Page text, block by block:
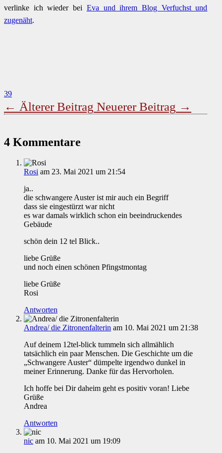
verlinke ich wieder bei Eva und ihrem Blog Verfuchst und
zugenäht.
39
← Älterer Beitrag Neuerer Beitrag →
4 Kommentare
Rosi am 23. Mai 2021 um 21:54
ja..
die schwangere Auster ist mir auch ein Begriff
dass sie eingestürzt war nicht
es war damals wirklich schon ein beeindruckendes
Gebäude
schön dein 12 tel Blick..
liebe Grüße
und noch einen schönen Pfingstmontag
liebe Grüße
Rosi
Antworten
Andrea/ die Zitronenfalterin am 10. Mai 2021 um 21:38
Auf deinem 12tel-blick tummeln sich allmählich
tatsächlich ein paar Menschen. Die Geschichte um die
„Schwangere Auster“ dümpelte irgendwo dunkel in
meiner Erinnerung. Danke für das Hervorholen.
Ich hoffe bei Dir daheim geht es positiv voran! Liebe
Grüße
Andrea
Antworten
nic am 10. Mai 2021 um 19:09